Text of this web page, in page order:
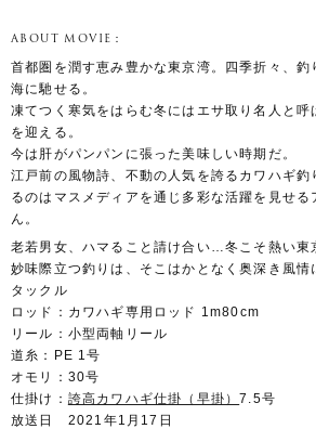
ABOUT MOVIE：
首都圏を潤す恵み豊かな東京湾。四季折々、釣
海に馳せる。
凍てつく寒気をはらむ冬にはエサ取り名人と呼
を迎える。
今は肝がパンパンに張った美味しい時期だ。
江戸前の風物詩、不動の人気を誇るカワハギ釣
るのはマスメディアを通じ多彩な活躍を見せる
ん。
老若男女、ハマること請け合い…冬こそ熱い東
妙味際立つ釣りは、そこはかとなく奥深き風情
タックル
ロッド：カワハギ専用ロッド 1m80cm
リール：小型両軸リール
道糸：PE 1号
オモリ：30号
仕掛け： 誇高カワハギ仕掛（早掛）7.5号
放送日 2021年1月17日